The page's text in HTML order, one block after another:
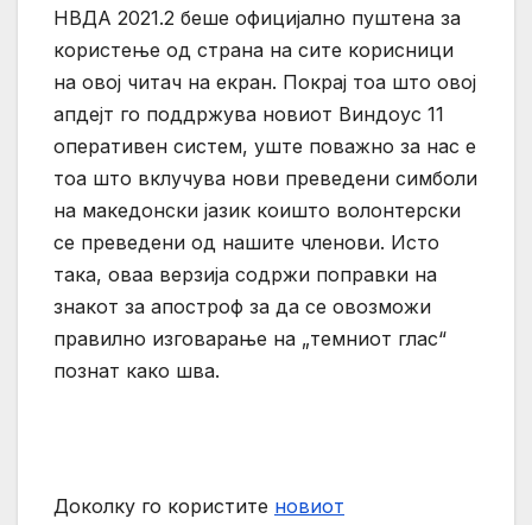
НВДА 2021.2 беше официјално пуштена за
користење од страна на сите корисници
на овој читач на екран. Покрај тоа што овој
апдејт го поддржува новиот Виндоус 11
оперативен систем, уште поважно за нас е
тоа што вклучува нови преведени симболи
на македонски јазик коишто волонтерски
се преведени од нашите членови. Исто
така, оваа верзија содржи поправки на
знакот за апостроф за да се овозможи
правилно изговарање на „темниот глас“
познат како шва.
Доколку го користите новиот